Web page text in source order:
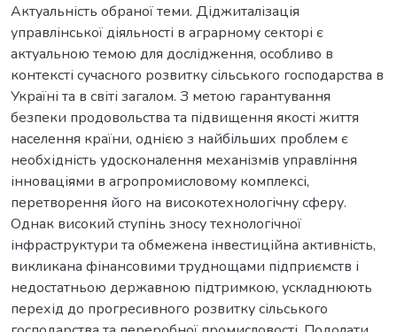
Актуальність обраної теми. Діджиталізація
управлінської діяльності в аграрному секторі є
актуальною темою для дослідження, особливо в
контексті сучасного розвитку сільського господарства в
Україні та в світі загалом. З метою гарантування
безпеки продовольства та підвищення якості життя
населення країни, однією з найбільших проблем є
необхідність удосконалення механізмів управління
інноваціями в агропромисловому комплексі,
перетворення його на високотехнологічну сферу.
Однак високий ступінь зносу технологічної
інфраструктури та обмежена інвестиційна активність,
викликана фінансовими труднощами підприємств і
недостатньою державною підтримкою, ускладнюють
перехід до прогресивного розвитку сільського